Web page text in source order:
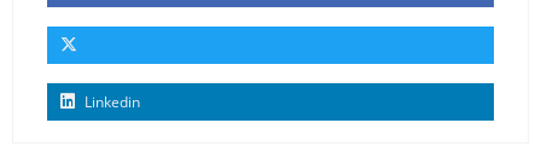
Linkedin